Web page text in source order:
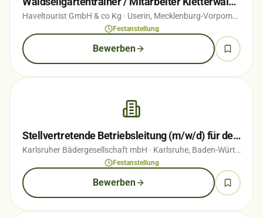
Haveltourist GmbH & co Kg · Userin, Mecklenburg-Vorpommern
Festanstellung
Bewerben
Stellvertretende Betriebsleitung (m/w/d) für den Campingplatz Durlach
Karlsruher Bädergesellschaft mbH · Karlsruhe, Baden-Württemberg
Festanstellung
Bewerben